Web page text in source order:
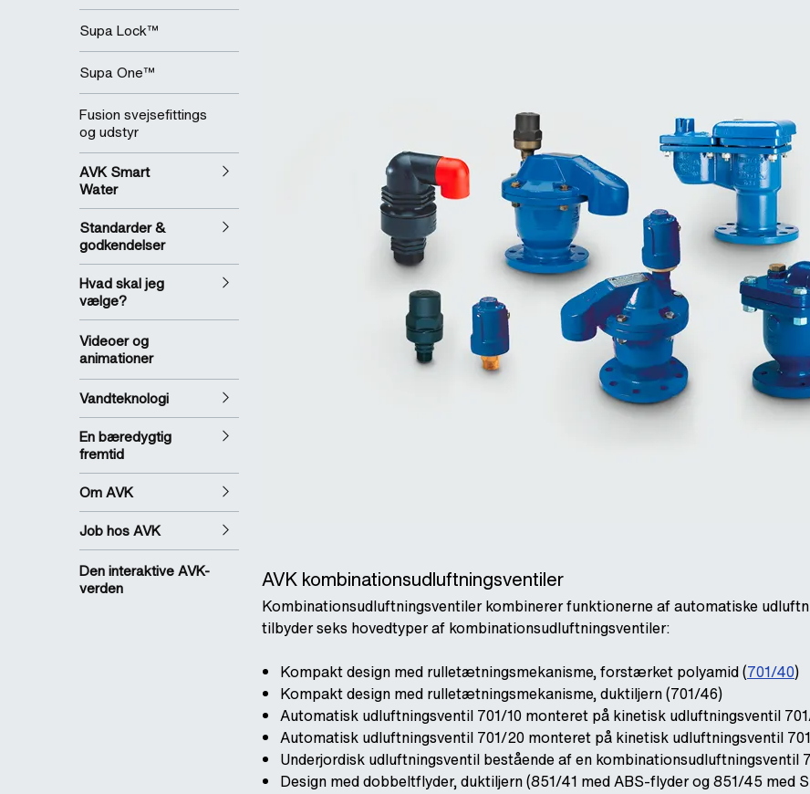
Supa Lock™
Supa One™
Fusion svejsefittings
og udstyr
AVK Smart
Water
Standarder &
godkendelser
Hvad skal jeg
vælge?
Videoer og
animationer
Vandteknologi
En bæredygtig
fremtid
Om AVK
Job hos AVK
Den interaktive AVK-
verden
AVK kombinationsudluftningsventiler
Kombinationsudluftningsventiler kombinerer funktionerne af automatiske
tilbyder seks hovedtyper af kombinationsudluftningsventiler:
Kompakt design med rulletætningsmekanisme, forstærket polyamid (701/40)
Kompakt design med rulletætningsmekanisme, duktiljern (701/46)
Automatisk udluftningsventil 701/10 monteret på kinetisk udluftningsventil
Automatisk udluftningsventil 701/20 monteret på kinetisk udluftningsventil
Underjordisk udluftningsventil bestående af en
Design med dobbeltflyder, duktiljern (851/41 med ABS-flyder og 851/45 med